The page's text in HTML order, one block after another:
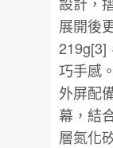
展開後
219g[3]
巧手感
外屏配
幕，結
層氮化